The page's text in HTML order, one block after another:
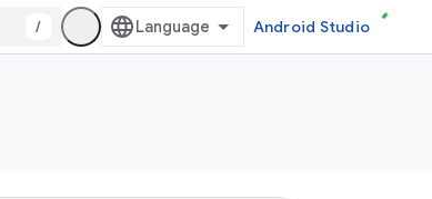
/ Android Studio